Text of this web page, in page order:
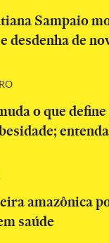
Sampaio
desdenha de
o que
entenda
amazônica
saúde